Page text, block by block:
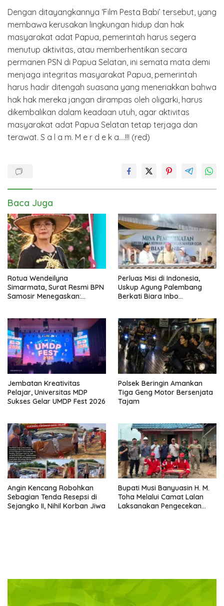
Dengan ditayangkannya ‘Film Pesta Babi’ tersebut, yang
membawa kerusakan lingkungan hidup dan hak
masyarakat adat Papua, pemerintah harus segera
menutup aktivitas, atau memberhentikan secara
permanen PSN di Papua Selatan, ini semata mata demi
menjaga integritas masyarakat Papua, pemerintah
harus hadir ditengah suasana yang meneriakkan bahwa
hak hak mereka jangan dirampas oleh oligarki, harus
dikembalikan dalam keadaan utuh, agar aktivitas
masyarakat adat Papua Selatan tetap terjaga dan
terawat. S a l a m. M e r d e k a….!!! (red)
Baca Juga
Rotua Wendeilyna
Simarmata, Surat Resmi BPN
Samosir Menegaskan:
dalam Sengketa Lumban Silo
Perluas Misi di Indonesia,
Uskup Agung Palembang
Berkati Biara Inbo
Jembatan Kreativitas
Pelajar, Universitas MDP
Sukses Gelar UMDP Fest 2026
Polsek Beringin Amankan
Tiga Geng Motor Bersenjata
Tajam
Angin Kencang Robohkan
Sebagian Tenda Resepsi di
Sejangko II, Nihil Korban Jiwa
Bupati Musi Banyuasin H. M.
Toha Melalui Camat Lalan
Laksanakan Pengecekan